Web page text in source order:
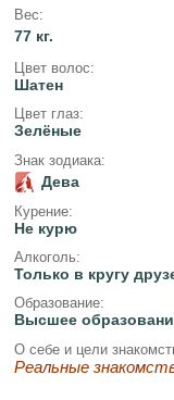
Вес:
77 кг.
Цвет волос:
Шатен
Цвет глаз:
Зелёные
Знак зодиака:
Дева
Курение:
Не курю
Алкоголь:
Только в кругу
Образование:
Высшее
О себе и цели
Реальные